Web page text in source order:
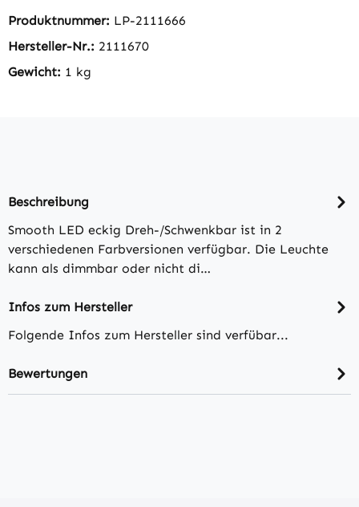
Produktnummer: LP-2111666
Hersteller-Nr.: 2111670
Gewicht: 1 kg
Beschreibung
Smooth LED eckig Dreh-/Schwenkbar ist in 2
verschiedenen Farbversionen verfügbar. Die Leuchte
kann als dimmbar oder nicht di…
Infos zum Hersteller
Folgende Infos zum Hersteller sind verfübar...
Bewertungen